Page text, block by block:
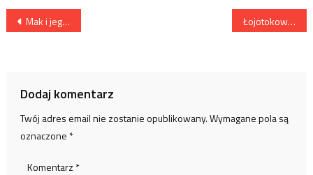
Nawigacja
Mak i jego właściwości Łojotokowe zapalenie skóry
Dodaj komentarz
Twój adres email nie zostanie opublikowany.Wymagane pola są
oznaczone *
Komentarz *